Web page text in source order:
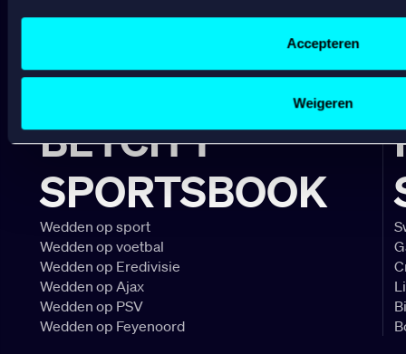
Advertentie- en contentmeting, inzichten in het publiek
Sociale media functionaliteit.
Accepteren
Weigeren
Wat kost gokken jou? Stop op tijd. 18+SPEEL
BETCITY
SPORTSBOOK
Wedden op sport
Wedden op voetbal
Wedden op Eredivisie
Wedden op Ajax
Wedden op PSV
Wedden op Feyenoord